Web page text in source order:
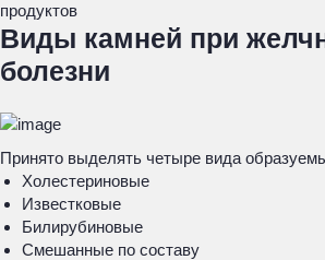
продуктов
Виды камней при
болезни
Принято выделять четыре вида
Холестериновые
Известковые
Билирубиновые
Смешанные по составу